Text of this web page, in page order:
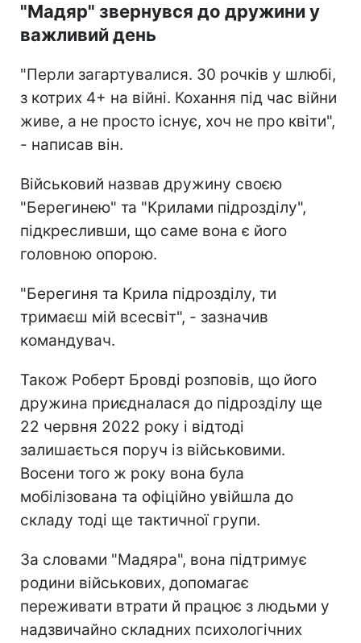
"Мадяр" звернувся до дружини у
важливий день
"Перли загартувалися. 30 рочків у шлюбі,
з котрих 4+ на війні. Кохання під час війни
живе, а не просто існує, хоч не про квіти",
- написав він.
Військовий назвав дружину своєю
"Берегинею" та "Крилами підрозділу",
підкресливши, що саме вона є його
головною опорою.
"Берегиня та Крила підрозділу, ти
тримаєш мій всесвіт", - зазначив
командувач.
Також Роберт Бровді розповів, що його
дружина приєдналася до підрозділу ще
22 червня 2022 року і відтоді
залишається поруч із військовими.
Восени того ж року вона була
мобілізована та офіційно увійшла до
складу тоді ще тактичної групи.
За словами "Мадяра", вона підтримує
родини військових, допомагає
переживати втрати й працює з людьми у
надзвичайно складних психологічних